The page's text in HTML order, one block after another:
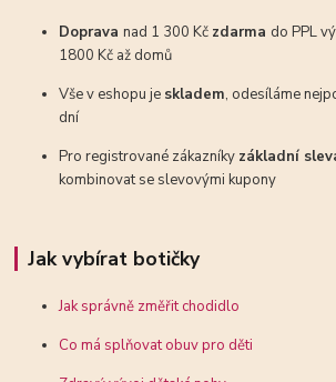
Dopravanad 1 300 Kč zdarma do PPL
1800 Kč až domů
Vše v eshopu je skladem, odesíláme
dní
Pro registrované zákazníky základní
kombinovat se slevovými kupony
Jak vybírat botičky
Jak správně změřit chodidlo
Co má splňovat obuv pro děti